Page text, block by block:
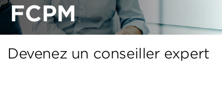
FCPM
Devenez un conseiller expert